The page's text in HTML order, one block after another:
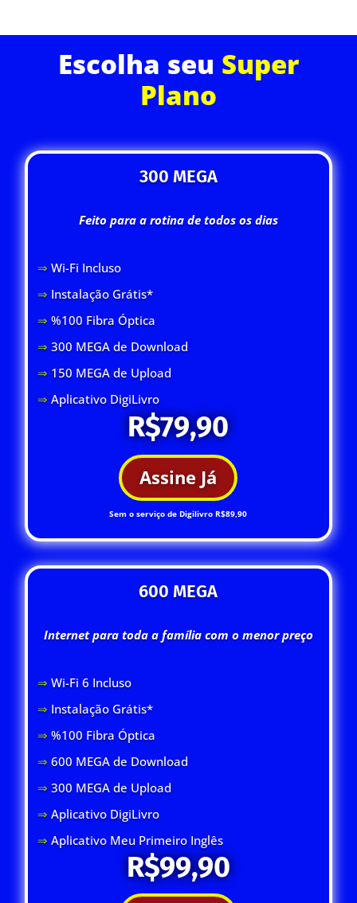
Escolha seu Super
Plano
300 MEGA
Feito para a rotina de todos os dias
⇒ Wi-Fi Incluso
⇒ Instalação Grátis*
⇒ %100 Fibra Óptica
⇒ 300 MEGA de Download
⇒ 150 MEGA de Upload
⇒Aplicativo DigiLivro
R$79,90
Assine Já
Sem o serviço de Digilivro R$89,90
600 MEGA
Internet para toda a família com o menor preço
⇒ Wi-Fi 6 Incluso
⇒ Instalação Grátis*
⇒ %100 Fibra Óptica
⇒ 600 MEGA de Download
⇒300 MEGA de Upload
⇒Aplicativo DigiLivro
⇒Aplicativo Meu Primeiro Inglês
R$99,90